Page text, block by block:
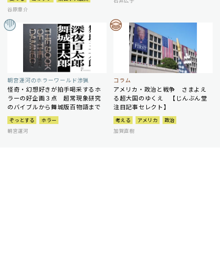
谷原章介
朝宮運河のホラーワールド渉猟
怪奇・幻想好きが拍手喝采するホ
ラーの好企画３点 超常現象研究
のバイブルから舞城版百物語まで
ぞっとする
ホラー
朝宮運河
コラム
アメリカ・政治と戦争 さまよえ
る超大国のゆくえ 【じんぶん堂
注目記事セレクト】
考える アメリカ
政治
加賀直樹